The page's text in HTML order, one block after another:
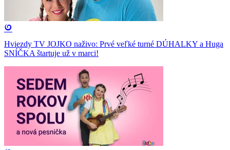
Hviezdy TV JOJKO naživo: Prvé veľké turné DÚHALKY a Huga
SNÍČKA štartuje už v marci!